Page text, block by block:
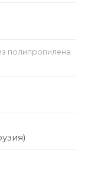
полипропилена